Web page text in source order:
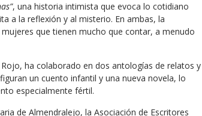
, una historia intimista que evoca lo cotidiano
a la reflexión y al misterio. En ambas, la
que tienen mucho que contar, a menudo
ha colaborado en dos antologías de relatos y
un cuento infantil y una nueva novela, lo
especialmente fértil.
de Almendralejo, la Asociación de Escritores